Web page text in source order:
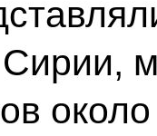
Сирии,